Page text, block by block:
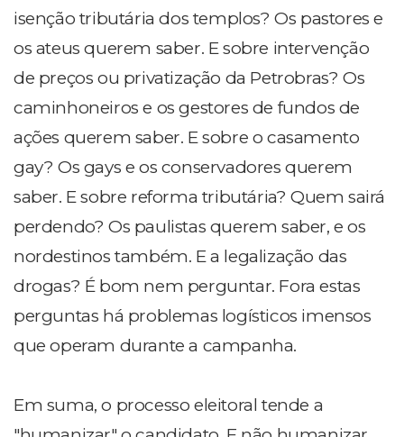
isenção tributária dos templos? Os pastores e
os ateus querem saber. E sobre intervenção
de preços ou privatização da Petrobras? Os
caminhoneiros e os gestores de fundos de
ações querem saber. E sobre o casamento
gay? Os gays e os conservadores querem
saber. E sobre reforma tributária? Quem sairá
perdendo? Os paulistas querem saber, e os
nordestinos também. E a legalização das
drogas? É bom nem perguntar. Fora estas
perguntas há problemas logísticos imensos
que operam durante a campanha.
Em suma, o processo eleitoral tende a